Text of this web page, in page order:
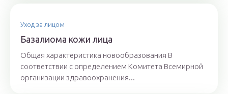
Уход за лицом
Базалиома кожи лица
Общая характеристика новообразования В
соответствии с определением Комитета Всемирной
организации здравоохранения...